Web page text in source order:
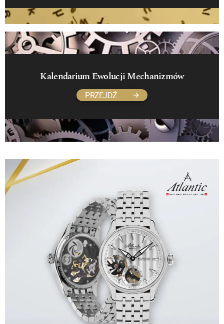
Kalendarium Ewolucji Mechanizmów
PRZEJDŹ